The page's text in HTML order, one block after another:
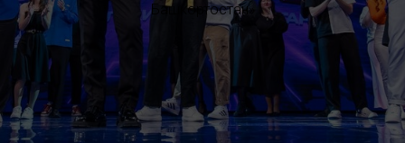
Башкортостан»